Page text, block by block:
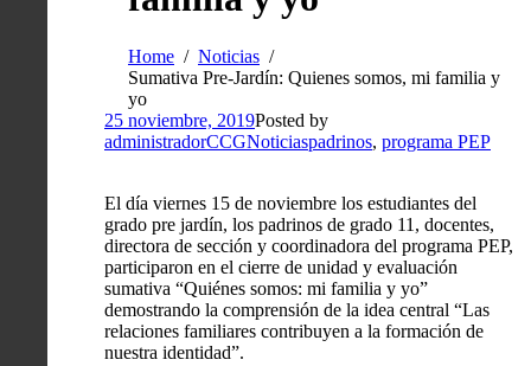
Home
Noticias
Sumativa Pre-Jardín: Quienes somos, mi familia y
yo
25 noviembre, 2019Posted by
administradorCCGNoticiaspadrinos, programa PEP
El día viernes 15 de noviembre los estudiantes del
grado pre jardín, los padrinos de grado 11, docentes,
directora de sección y coordinadora del programa PEP,
participaron en el cierre de unidad y evaluación
sumativa “Quiénes somos: mi familia y yo”
demostrando la comprensión de la idea central “Las
relaciones familiares contribuyen a la formación de
nuestra identidad”.